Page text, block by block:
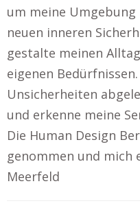
um meine
neuen inneren
gestalte meinen
eigenen
Unsicherheiten
und erkenne meine
Die Human Design
genommen und mich
Meerfeld